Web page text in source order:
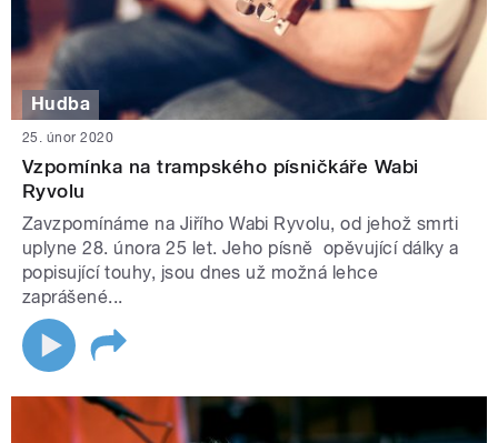
Hudba
25. únor 2020
Vzpomínka na trampského písničkáře Wabi
Ryvolu
Zavzpomínáme na Jiřího Wabi Ryvolu, od jehož smrti
uplyne 28. února 25 let. Jeho písně opěvující dálky a
popisující touhy, jsou dnes už možná lehce
zaprášené...